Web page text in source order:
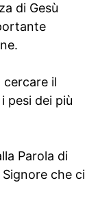
di Gesù
cercare il
pesi dei più
Parola di
che ci